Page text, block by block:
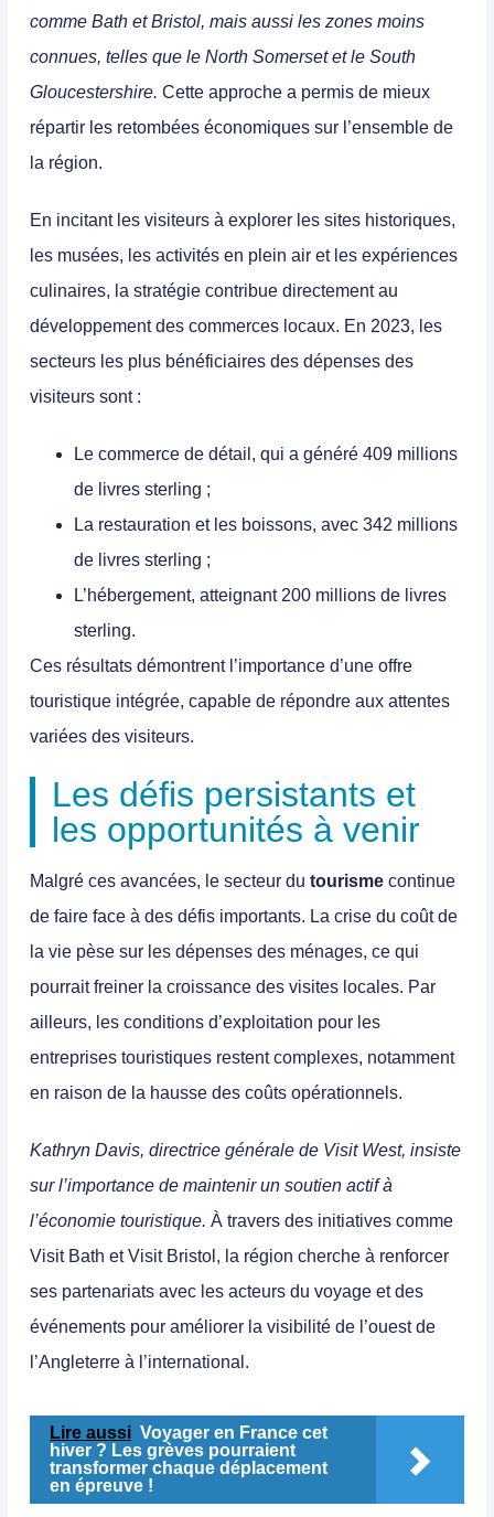
comme Bath et Bristol, mais aussi les zones moins
connues, telles que le North Somersetet le South
Gloucestershire. Cette approche a permis de mieux
répartir les retombées économiques sur l’ensemble de
la région.
En incitant les visiteurs à explorer les sites historiques,
les musées, les activités en plein air et les expériences
culinaires, la stratégie contribue directement au
développement des commerces locaux. En 2023, les
secteurs les plus bénéficiaires des dépenses des
visiteurs sont :
Le commerce de détail , qui a généré 409 millions
de livres sterling ;
La restauration et les boissons, avec 342 millions
de livres sterling ;
L’hébergement, atteignant 200 millions de livres
sterling.
Ces résultats démontrent l’importance d’une offre
touristique intégrée, capable de répondre aux attentes
variées des visiteurs.
Les défis persistants et
les opportunités à venir
Malgré ces avancées, le secteur du tourisme continue
de faire face à des défis importants. La crise du coût de
la vie pèse sur les dépenses des ménages, ce qui
pourrait freiner la croissance des visites locales. Par
ailleurs, les conditions d’exploitation pour les
entreprises touristiques restentcomplexes, notamment
en raison de la hausse des coûts opérationnels.
Kathryn Davis, directrice générale de Visit West, insiste
sur l’importance de maintenir un soutien actif à
l’économie touristique. À travers des initiatives comme
Visit Bath etVisit Bristol , la région cherche à renforcer
ses partenariats avec les acteurs du voyage et des
événements pour améliorer la visibilité de l’ouest de
l’Angleterre à l’international.
Lire aussi Voyager en France cet
hiver ? Les grèves pourraient
transformer chaque déplacement
en épreuve !